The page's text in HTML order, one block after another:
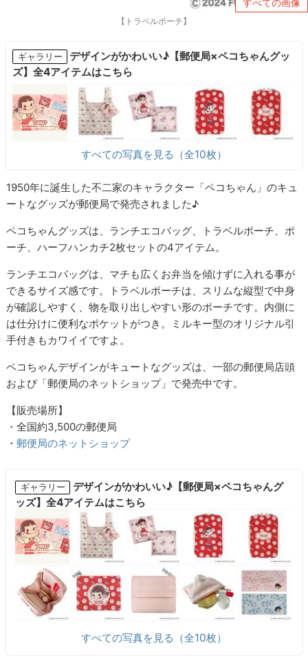
すべての画像
【トラベルポーチ】
ギャラリー
デザインがかわいい♪【郵便局×ペコちゃんグッ
ズ】全4アイテムはこちら
すべての写真を見る（全10枚）
1950年に誕生した不二家のキャラクター「ペコちゃん」のキュ
ートなグッズが郵便局で発売されました♪
ペコちゃんグッズは、ランチエコバッグ、トラベルポーチ、ポ
ーチ、ハーフハンカチ2枚セットの4アイテム。
ランチエコバッグは、マチも広くお弁当を傾けずに入れる事が
できるサイズ感です。トラベルポーチは、スリムな縦型で中身
が確認しやすく、物を取り出しやすい形のポーチです。内側に
は仕分けに便利なポケットがつき。ミルキー型のオリジナル引
手付きもカワイイですよ。
ペコちゃんデザインがキュートなグッズは、一部の郵便局店頭
および「郵便局のネットショップ」で発売中です。
【販売場所】
・全国約3,500の郵便局
・郵便局のネットショップ
ギャラリー
デザインがかわいい♪【郵便局×ペコちゃんグ
ッズ】全4アイテムはこちら
すべての写真を見る（全10枚）